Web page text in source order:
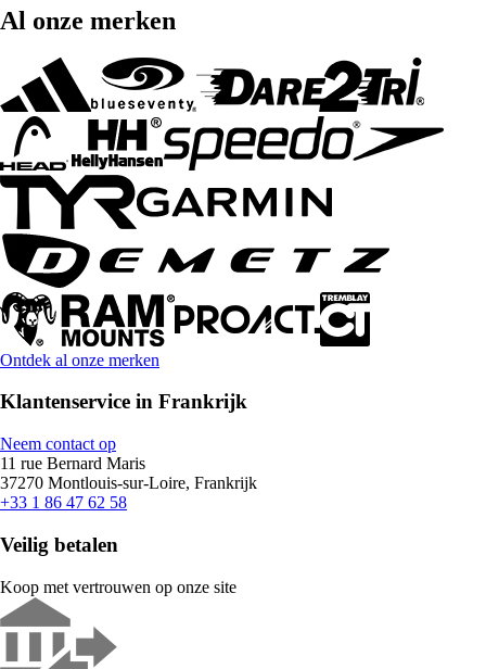
Al onze merken
Ontdek al onze merken
Klantenservice in Frankrijk
Neem contact op
11 rue Bernard Maris
37270 Montlouis-sur-Loire, Frankrijk
+33 1 86 47 62 58
Veilig betalen
Koop met vertrouwen op onze site